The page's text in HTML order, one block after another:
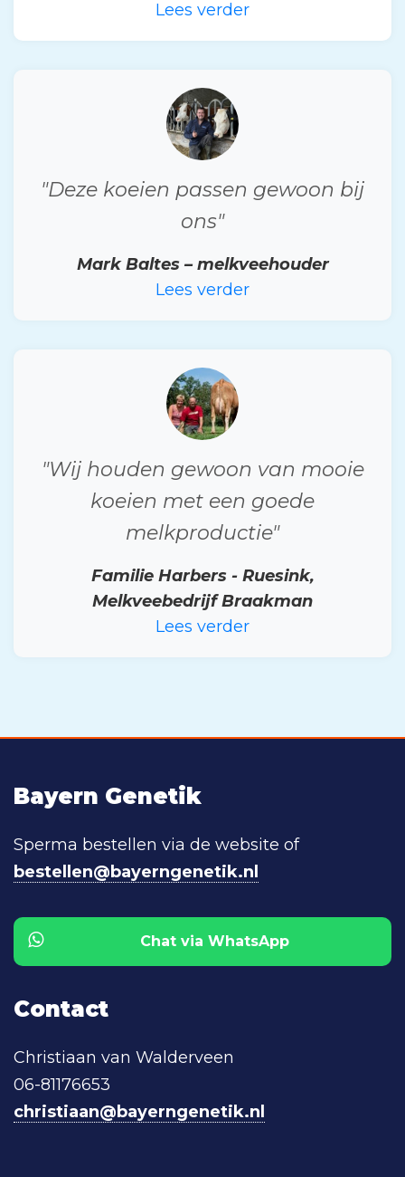
Lees verder
"Deze koeien passen gewoon bij
ons"
Mark Baltes – melkveehouder
Lees verder
"Wij houden gewoon van mooie
koeien met een goede
melkproductie"
Familie Harbers - Ruesink,
Melkveebedrijf Braakman
Lees verder
Bayern Genetik
Sperma bestellen via de website of
bestellen@bayerngenetik.nl
Chat via WhatsApp
Contact
Christiaan van Walderveen
06-81176653
christiaan@bayerngenetik.nl